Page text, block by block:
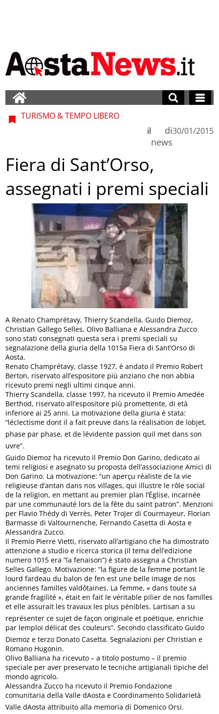
TURISMO & TEMPO LIBERO
di
news
il 30/01/2015
Fiera di Sant’Orso,
assegnati i premi speciali
A Renato Champrétavy, Thierry Scandella, Guido Diemoz,
Christian Gallego Selles, Olivo Balliana e Alessandra Zucco
sono stati consegnati questa sera i premi speciali su
segnalazione della giuria della 1015a Fiera di Sant’Orso di
Aosta.
Renato Champrétavy, classe 1927, è andato il Premio Robert
Berton, riservato all’espositore più anziano che non abbia
ricevuto premi negli ultimi cinque anni.
Thierry Scandella, classe 1997, ha ricevuto il Premio Amedée
Berthod, riservato all’espositore più promettente, di età
inferiore ai 25 anni. La motivazione della giuria è stata:
“léclectisme dont il a fait preuve dans la réalisation de lobjet,
phase par phase, et de lévidente passion quil met dans son
uvre”.
Guido Diemoz ha ricevuto il Premio Don Garino, dedicato ai
temi religiosi e asegnato su proposta dell’associazione Amici di
Don Garino. La motivazione: “un aperçu réaliste de la vie
religieuse d’antan dans nos villages, qui illustre le rôle social
de la religion, en mettant au premier plan l’Église, incarnée
par une communauté lors de la fête du saint patron”. Menzioni
per Flavio Thédy di Verrès, Peter Trojer di Courmayeur, Florian
Barmasse di Valtournenche, Fernando Casetta di Aosta e
Alessandra Zucco.
Il Premio Pierre Vietti, riservato all’artigiano che ha dimostrato
attenzione a studio e ricerca storica (il tema dell’edizione
numero 1015 era “la fenaison”) è stato assegna a Christian
Selles Gallego. Motivazione: “la figure de la femme portant le
lourd fardeau du balon de fen est une belle image de nos
anciennes familles valdôtaines. La femme, « dans toute sa
grande fragilité », était en fait le véritable pilier de nos familles
et elle assurait les travaux les plus pénibles. Lartisan a su
représenter ce sujet de façon originale et poétique, enrichie
par lemploi délicat des couleurs”. Secondo classificato Guido
Diemoz e terzo Donato Casetta. Segnalazioni per Christian e
Romano Hugonin.
Olivo Balliana ha ricevuto – a titolo postumo – il premio
speciale per aver preservato le tecniche artigianali tipiche del
mondo agricolo.
Alessandra Zucco ha ricevuto il Premio Fondazione
comunitaria della Valle dAosta e Coordinamento Solidarietà
Valle dAosta attribuito alla memoria di Domenico Orsi.